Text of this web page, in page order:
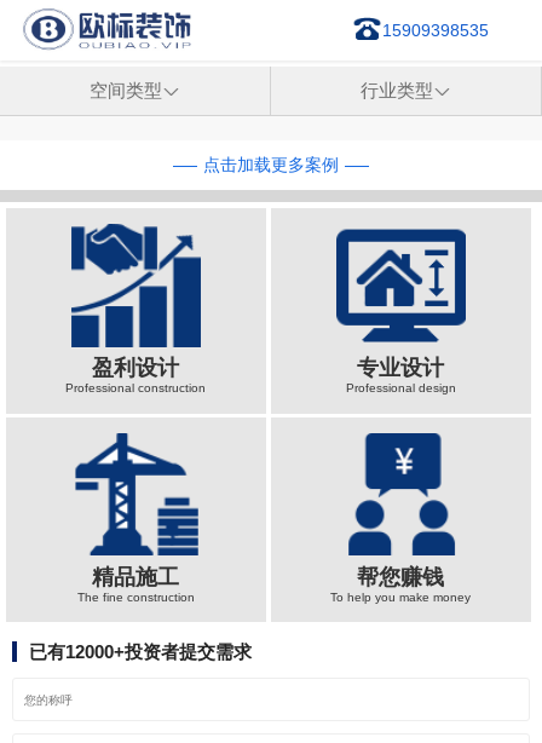
15909398535
空间类型 行业类型
点击加载更多案例
盈利设计
Professional construction
专业设计
Professional design
精品施工
The fine construction
帮您赚钱
To help you make money
已有12000+投资者提交需求